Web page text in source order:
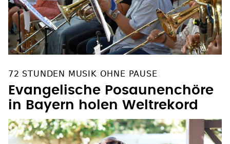
72 STUNDEN MUSIK OHNE PAUSE
Evangelische Posaunenchöre
in Bayern holen Weltrekord